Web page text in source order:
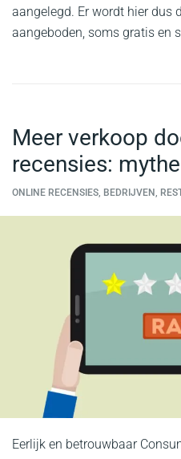
aangelegd. Er wordt hier dus
aangeboden, soms gratis en
Meer verkoop
recensies:
ONLINE RECENSIES, BEDRIJVEN,
Eerlijk en betrouwbaar